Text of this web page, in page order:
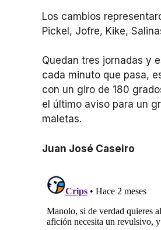
Los cambios
Pickel, Jofre, Kike,
Quedan tres jornadas y
cada minuto que pasa,
con un giro de 180
el último aviso para un
maletas.
Juan José Caseiro